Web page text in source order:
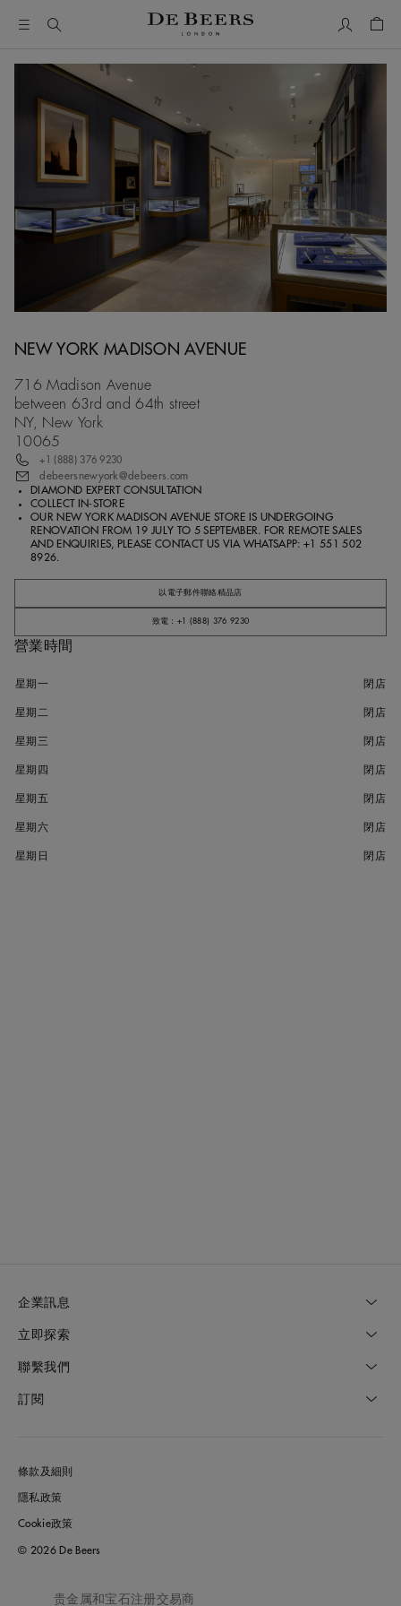
NEW YORK MADISON AVENUE
716 Madison Avenue
between 63rd and 64th street
NY, New York
10065
+1 (888) 376 9230
debeersnewyork@debeers.com
DIAMOND EXPERT CONSULTATION
COLLECT IN-STORE
OUR NEW YORK MADISON AVENUE STORE IS UNDERGOING
RENOVATION FROM 19 JULY TO 5 SEPTEMBER. FOR REMOTE SALES
AND ENQUIRIES, PLEASE CONTACT US VIA WHATSAPP: +1 551 502
8926.
以電子郵件聯絡精品店
致電：+1 (888) 376 9230
營業時間
星期一 閉店
星期二 閉店
星期三 閉店
星期四 閉店
星期五 閉店
星期六 閉店
星期日 閉店
企業訊息
立即探索
聯繫我們
訂閱
條款及細則
隱私政策
Cookie政策
© 2026 De Beers
贵金属和宝石注册交易商